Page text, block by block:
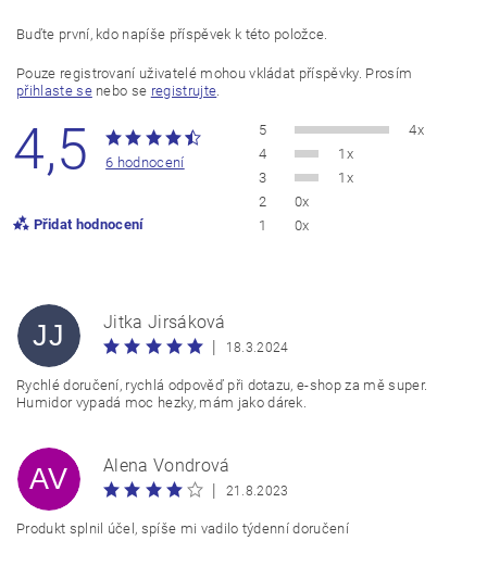
Buďte první, kdo napíše příspěvek k této položce.
Pouze registrovaní uživatelé mohou vkládat příspěvky. Prosím
přihlaste senebo se registrujte
4,5 6 hodnocení
Přidat hodnocení
5
4x
4
1x
3
1x
2
0x
1
0x
JJ
Jitka Jirsáková
|
18.3.2024
Rychlé doručení, rychlá odpověď při dotazu, e-shop za mě super.
Humidor vypadá moc hezky, mám jako dárek.
AV
Alena Vondrová
|
21.8.2023
Produkt splnil účel, spíše mi vadilo týdenní doručení